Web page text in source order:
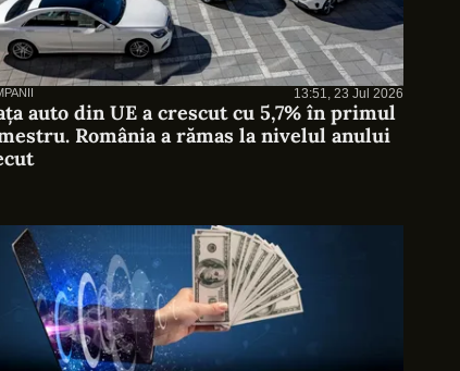
13:51, 23 Jul 2026
auto din UE a crescut cu 5,7% în primul
România a rămas la nivelul anului